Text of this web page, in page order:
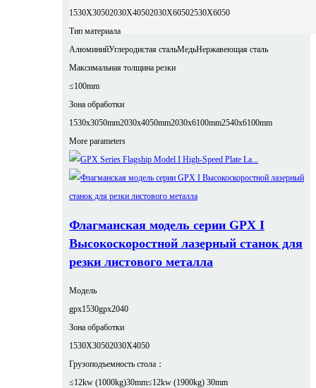
1530X30502030X40502030X60502530X6050
Тип материала
АлюминийУглеродистая стальМедьНержавеющая сталь
Максимальная толщина резки
≤100mm
Зона обработки
1530x3050mm2030x4050mm2030x6100mm2540x6100mm
More parameters
Флагманская модель серии GPX I
Высокоскоростной лазерный станок для
резки листового металла
Модель
gpx1530gpx2040
Зона обработки
1530X30502030X4050
Грузоподъемность стола：
≤12kw (1000kg)30mm≤12kw (1900kg) 30mm